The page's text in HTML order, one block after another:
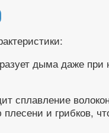
дыма даже при
сплавление
и грибков,